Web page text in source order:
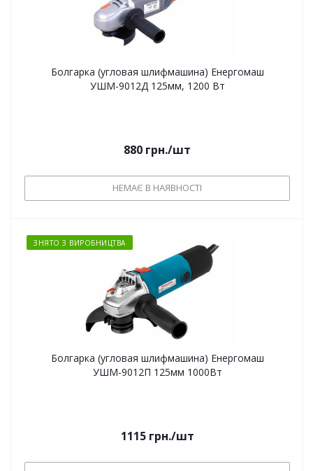
Болгарка (угловая шлифмашина) Енергомаш
УШМ-9012Д 125мм, 1200 Вт
880 грн./шт
НЕМАЄ В НАЯВНОСТІ
ЗНЯТО З ВИРОБНИЦТВА
Болгарка (угловая шлифмашина) Енергомаш
УШМ-9012П 125мм 1000Вт
1115грн./шт